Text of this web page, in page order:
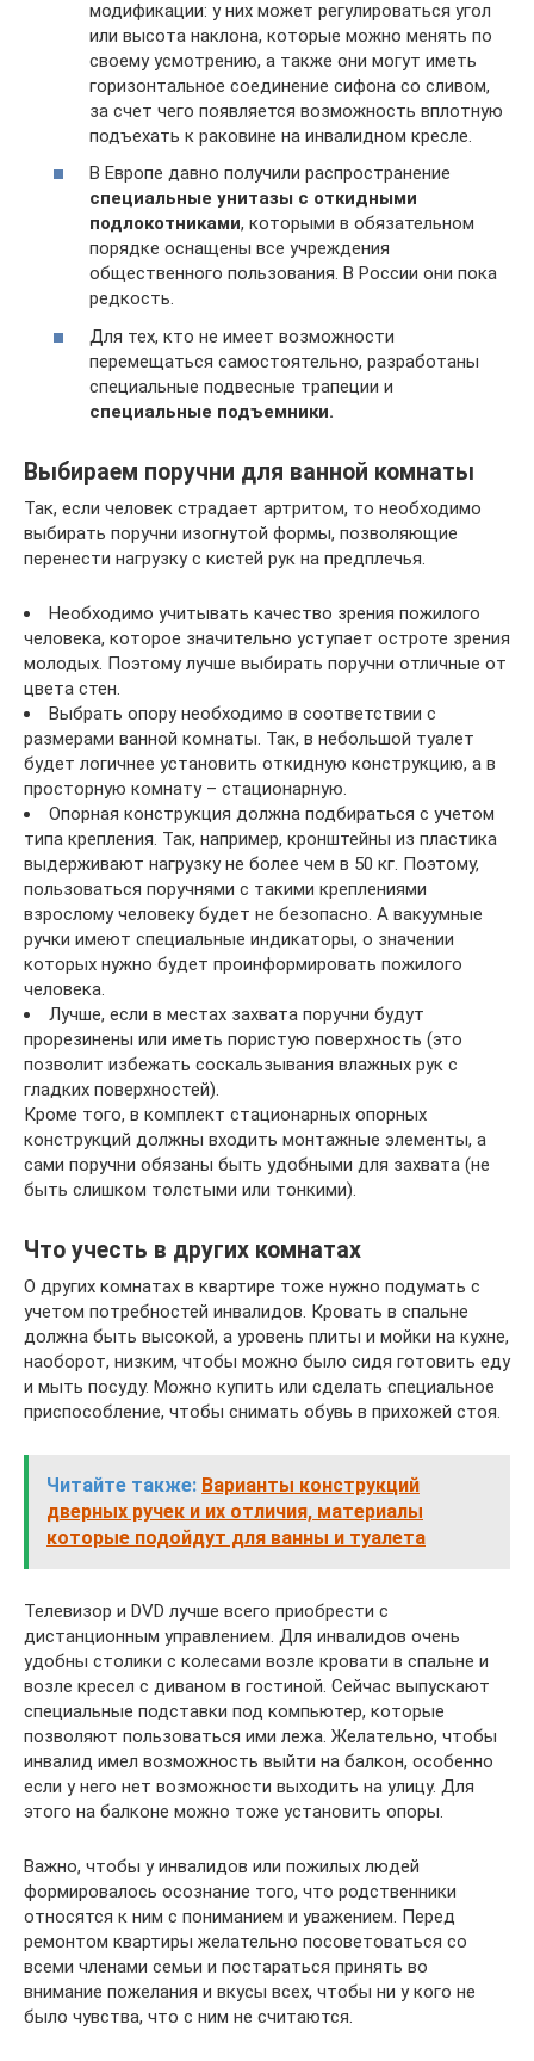
модификации: у них может регулироваться угол
или высота наклона, которые можно менять по
своему усмотрению, а также они могут иметь
горизонтальное соединение сифона со сливом,
за счет чего появляется возможность вплотную
подъехать к раковине на инвалидном кресле.
В Европе давно получили распространение
специальные унитазы с откидными
подлокотниками, которыми в обязательном
порядке оснащены все учреждения
общественного пользования. В России они пока
редкость.
Для тех, кто не имеет возможности
перемещаться самостоятельно, разработаны
специальные подвесные трапеции и
специальные подъемники.
Выбираем поручни для ванной комнаты
Так, если человек страдает артритом, то необходимо
выбирать поручни изогнутой формы, позволяющие
перенести нагрузку с кистей рук на предплечья.
Необходимо учитывать качество зрения пожилого
человека, которое значительно уступает остроте зрения
молодых. Поэтому лучше выбирать поручни отличные от
цвета стен.
Выбрать опору необходимо в соответствии с
размерами ванной комнаты. Так, в небольшой туалет
будет логичнее установить откидную конструкцию, а в
просторную комнату – стационарную.
Опорная конструкция должна подбираться с учетом
типа крепления. Так, например, кронштейны из пластика
выдерживают нагрузку не более чем в 50 кг. Поэтому,
пользоваться поручнями с такими креплениями
взрослому человеку будет не безопасно. А вакуумные
ручки имеют специальные индикаторы, о значении
которых нужно будет проинформировать пожилого
человека.
Лучше, если в местах захвата поручни будут
прорезинены или иметь пористую поверхность (это
позволит избежать соскальзывания влажных рук с
гладких поверхностей).
Кроме того, в комплект стационарных опорных
конструкций должны входить монтажные элементы, а
сами поручни обязаны быть удобными для захвата (не
быть слишком толстыми или тонкими).
Что учесть в других комнатах
О других комнатах в квартире тоже нужно подумать с
учетом потребностей инвалидов. Кровать в спальне
должна быть высокой, а уровень плиты и мойки на кухне,
наоборот, низким, чтобы можно было сидя готовить еду
и мыть посуду. Можно купить или сделать специальное
приспособление, чтобы снимать обувь в прихожей стоя.
Читайте также: Варианты конструкций
дверных ручек и их отличия, материалы
которые подойдут для ванны и туалета
Телевизор и DVD лучше всего приобрести с
дистанционным управлением. Для инвалидов очень
удобны столики с колесами возле кровати в спальне и
возле кресел с диваном в гостиной. Сейчас выпускают
специальные подставки под компьютер, которые
позволяют пользоваться ими лежа. Желательно, чтобы
инвалид имел возможность выйти на балкон, особенно
если у него нет возможности выходить на улицу. Для
этого на балконе можно тоже установить опоры.
Важно, чтобы у инвалидов или пожилых людей
формировалось осознание того, что родственники
относятся к ним с пониманием и уважением. Перед
ремонтом квартиры желательно посоветоваться со
всеми членами семьи и постараться принять во
внимание пожелания и вкусы всех, чтобы ни у кого не
было чувства, что с ним не считаются.